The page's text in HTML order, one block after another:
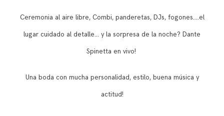
Ceremonia al aire libre, Combi, panderetas, DJs, fogones….el
lugar cuidado al detalle… y la sorpresa de la noche? Dante
Spinetta en vivo!
Una boda con mucha personalidad, estilo, buena música y
actitud!